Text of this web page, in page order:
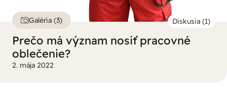
Galéria (3)
Prečo má význam nosiť pracovné
oblečenie?
2. mája 2022
Diskusia (1)